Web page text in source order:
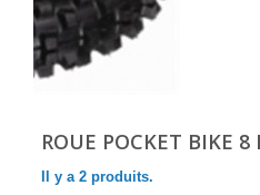
ROUE POCKET BIKE 8
Il y a 2 produits.